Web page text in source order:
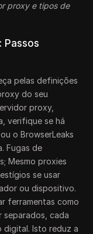
proxy e tipos de
Passos
pelas definições
do seu
proxy,
verifique se há
o BrowserLeaks
Fugas de
Mesmo proxies
se usar
ou dispositivo.
ferramentas como
separados, cada
digital. Isto reduz a